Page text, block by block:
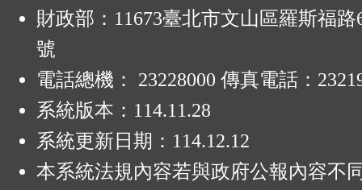
財政部：11673臺北市文山區羅斯福路
號
電話總機： 23228000 傳真電話：
系統版本： 114.11.28
系統更新日期： 114.12.12
本系統法規內容若與政府公報內容不